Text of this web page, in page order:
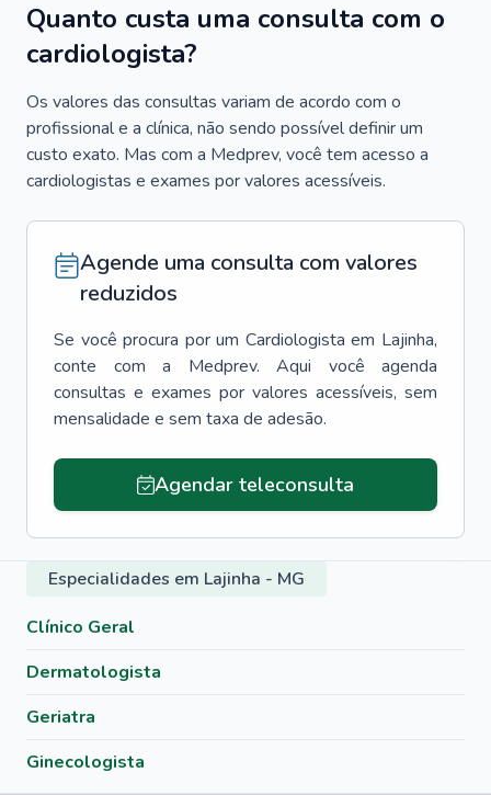
Quanto custa uma consulta com o
cardiologista?
Os valores das consultas variam de acordo com o
profissional e a clínica, não sendo possível definir um
custo exato. Mas com a Medprev, você tem acesso a
cardiologistas e exames por valores acessíveis.
Agende uma consulta com valores
reduzidos
Se você procura por um Cardiologista em Lajinha,
conte com a Medprev. Aqui você agenda
consultas e exames por valores acessíveis, sem
mensalidade e sem taxa de adesão.
Agendar teleconsulta
Especialidades em Lajinha - MG
Clínico Geral
Dermatologista
Geriatra
Ginecologista